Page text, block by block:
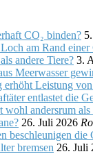
CO₂ binden?
am Rand
andere Tiere? 3.
Meerwasser
erhöht Leistung
entlastet die
andersrum als
26. Juli 2026
beschleunigen die
bremsen 26. Juli